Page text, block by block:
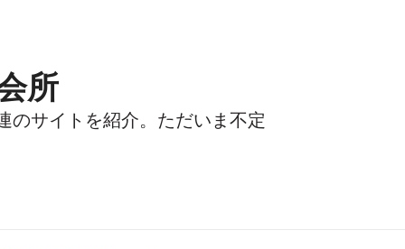
所
のサイトを紹介。ただいま不定